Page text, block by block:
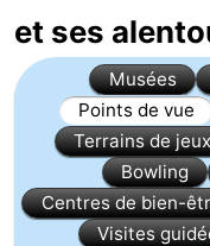
les
enfants
Nature
Schouwen
Passer
nuit
Appartements
Campings
et ses
Musées
Points de vue
Terrains de jeux
Bowling
Centres de bien-
Visites